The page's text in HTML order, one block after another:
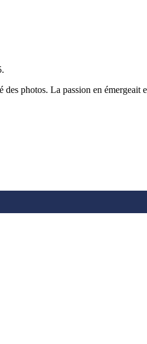
photos. La passion en émergeait